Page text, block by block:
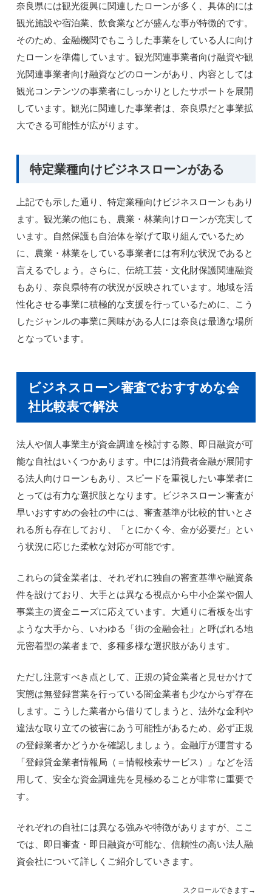
奈良県には観光復興に関連したローンが多く、具体的には
観光施設や宿泊業、飲食業などが盛んな事が特徴的です。
そのため、金融機関でもこうした事業をしている人に向け
たローンを準備しています。観光関連事業者向け融資や観
光関連事業者向け融資などのローンがあり、内容としては
観光コンテンツの事業者にしっかりとしたサポートを展開
しています。観光に関連した事業者は、奈良県だと事業拡
大できる可能性が広がります。
特定業種向けビジネスローンがある
上記でも示した通り、特定業種向けビジネスローンもあり
ます。観光業の他にも、農業・林業向けローンが充実して
います。自然保護も自治体を挙げて取り組んでいるため
に、農業・林業をしている事業者には有利な状況であると
言えるでしょう。さらに、伝統工芸・文化財保護関連融資
もあり、奈良県特有の状況が反映されています。地域を活
性化させる事業に積極的な支援を行っているために、こう
したジャンルの事業に興味がある人には奈良は最適な場所
となっています。
ビジネスローン審査でおすすめな会
社比較表で解決
法人や個人事業主が資金調達を検討する際、即日融資が可
能な自社はいくつかあります。中には消費者金融が展開す
る法人向けローンもあり、スピードを重視したい事業者に
とっては有力な選択肢となります。ビジネスローン審査が
早いおすすめの会社の中には、審査基準が比較的甘いとさ
れる所も存在しており、「とにかく今、金が必要だ」とい
う状況に応じた柔軟な対応が可能です。
これらの貸金業者は、それぞれに独自の審査基準や融資条
件を設けており、大手とは異なる視点から中小企業や個人
事業主の資金ニーズに応えています。大通りに看板を出す
ような大手から、いわゆる「街の金融会社」と呼ばれる地
元密着型の業者まで、多種多様な選択肢があります。
ただし注意すべき点として、正規の貸金業者と見せかけて
実態は無登録営業を行っている闇金業者も少なからず存在
します。こうした業者から借りてしまうと、法外な金利や
違法な取り立ての被害にあう可能性があるため、必ず正規
の登録業者かどうかを確認しましょう。金融庁が運営する
「登録貸金業者情報局（＝情報検索サービス）」などを活
用して、安全な資金調達先を見極めることが非常に重要で
す。
それぞれの自社には異なる強みや特徴がありますが、ここ
では、即日審査・即日融資が可能な、信頼性の高い法人融
資会社について詳しくご紹介していきます。
スクロールできます→